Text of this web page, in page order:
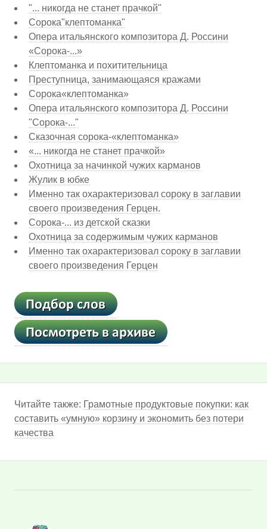
"... никогда не станет прачкой"
Сорока"клептоманка"
Опера итальянского композитора Д. Россини
«Сорока-...»
Клептоманка и похитительница
Преступница, занимающаяся кражами
Сорока«клептоманка»
Опера итальянского композитора Д. Россини
"Сорока-..."
Сказочная сорока-«клептоманка»
«... никогда не станет прачкой»
Охотница за начинкой чужих карманов
Жулик в юбке
Именно так охарактеризовал сороку в заглавии
своего произведения Герцен.
Сорока-... из детской сказки
Охотница за содержимым чужих карманов
Именно так охарактеризовал сороку в заглавии
своего произведения Герцен
Читайте также: Грамотные продуктовые покупки: как
составить «умную» корзину и экономить без потери
качества